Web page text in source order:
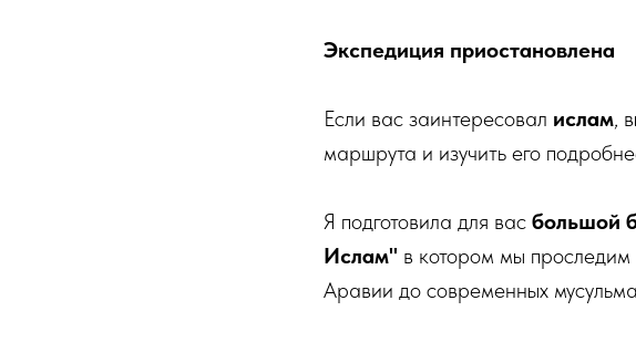
Экспедиция приостановлена
Если вас заинтересовал ислам,
маршрута и изучить его
Я подготовила для вас большой
Ислам" в котором мы
Аравии до современных